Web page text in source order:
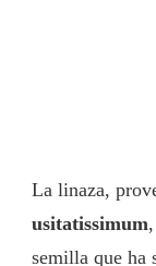
La linaza,
usitatissimum
semilla que ha